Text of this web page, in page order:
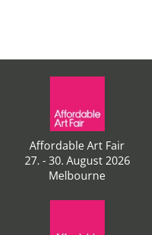
Affordable Art Fair
27. - 30. August 2026
Melbourne